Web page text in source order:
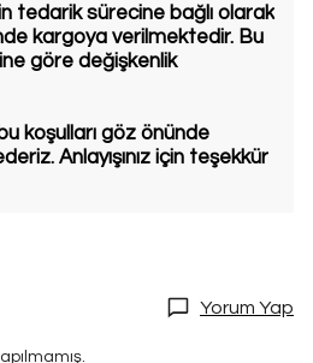
tedarik sürecine bağlı olarak
kargoya verilmektedir. Bu
göre değişkenlik
koşulları göz önünde
Anlayışınız için teşekkür
Yorum Yap